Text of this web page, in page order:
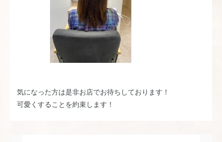
気になった方は是非お店でお待ちしております！
可愛くすることを約束します！